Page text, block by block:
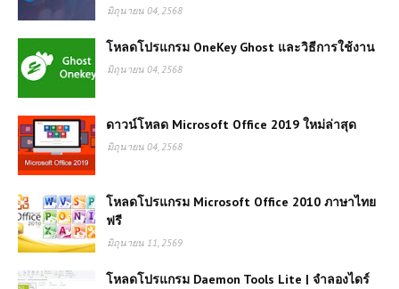
มิถุนายน 04, 2568
โหลดโปรแกรม OneKey Ghost และวิธีการใช้งาน
มิถุนายน 04, 2568
ดาวน์โหลด Microsoft Office 2019 ใหม่ล่าสุด
มิถุนายน 04, 2568
โหลดโปรแกรม Microsoft Office 2010 ภาษาไทย
ฟรี
มิถุนายน 11, 2569
โหลดโปรแกรม Daemon Tools Lite | จำลองไดร์